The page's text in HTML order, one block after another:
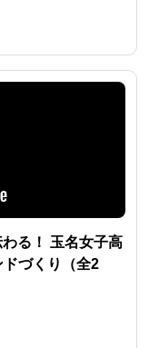
る！ 玉名女子高
づくり（全2